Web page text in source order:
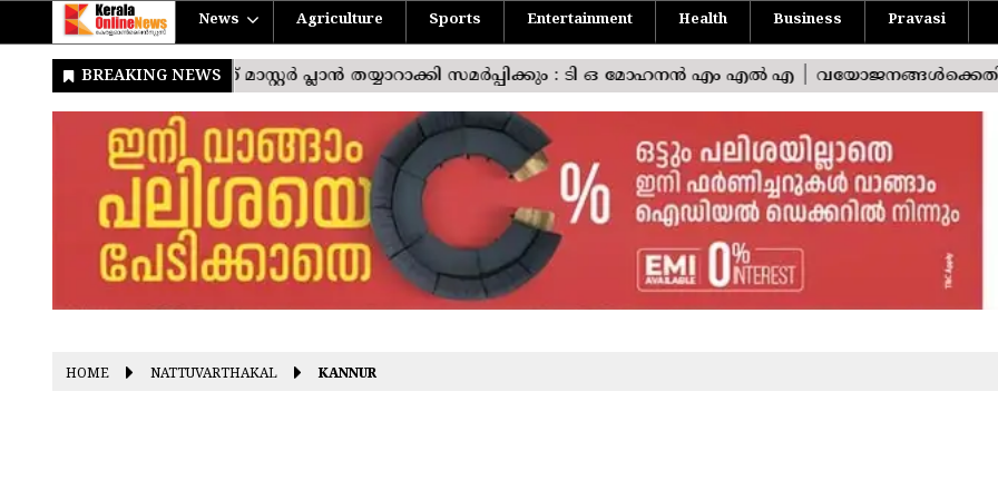
News Agriculture Sports Entertainment Health Business Pravasi
HOME NATTUVARTHAKAL KANNUR